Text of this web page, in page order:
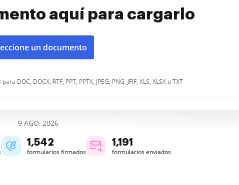
aquí para cargarlo
un documento
DOC, DOCX, RTF, PPT, PPTX, JPEG, PNG, JFIF, XLS, XLSX o TXT
9 AGO, 2026
1,542
formularios firmados
1,191
formularios enviados